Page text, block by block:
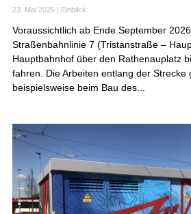
23. Mai 2025| Einblick
Voraussichtlich ab Ende September
Straßenbahnlinie 7 (Tristanstraße –
Hauptbahnhof über den Rathenauplatz
fahren. Die Arbeiten entlang der Strecke
beispielsweise beim Bau des...